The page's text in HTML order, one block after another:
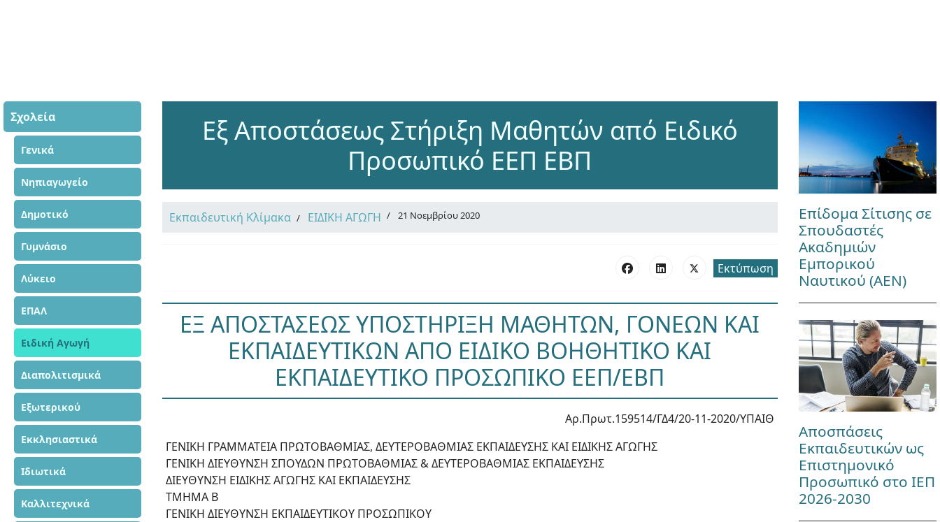
Σχολεία
Γενικά
Νηπιαγωγείο
Δημοτικό
Γυμνάσιο
Λύκειο
ΕΠΑΛ
Ειδική Αγωγή
Διαπολιτισμικά
Εξωτερικού
Εκκλησιαστικά
Ιδιωτικά
Καλλιτεχνικά
Εξ Αποστάσεως Στήριξη Μαθητών από Ειδικό
Προσωπικό ΕΕΠ ΕΒΠ
Εκπαιδευτική Κλίμακα ΕΙΔΙΚΗ ΑΓΩΓΗ 21 Νοεμβρίου 2020
Εκτύπωση
ΕΞ ΑΠΟΣΤΑΣΕΩΣ ΥΠΟΣΤΗΡΙΞΗ ΜΑΘΗΤΩΝ, ΓΟΝΕΩΝ ΚΑΙ
ΕΚΠΑΙΔΕΥΤΙΚΩΝ ΑΠΟ ΕΙΔΙΚΟ ΒΟΗΘΗΤΙΚΟ ΚΑΙ
ΕΚΠΑΙΔΕΥΤΙΚΟ ΠΡΟΣΩΠΙΚΟ ΕΕΠ/ΕΒΠ
Αρ.Πρωτ.159514/ΓΔ4/20-11-2020/ΥΠΑΙΘ
ΓΕΝΙΚΗ ΓΡΑΜΜΑΤΕΙΑ ΠΡΩΤΟΒΑΘΜΙΑΣ, ΔΕΥΤΕΡΟΒΑΘΜΙΑΣ ΕΚΠΑΙΔΕΥΣΗΣ ΚΑΙ ΕΙΔΙΚΗΣ ΑΓΩΓΗΣ
ΓΕΝΙΚΗ ΔΙΕΥΘΥΝΣΗ ΣΠΟΥΔΩΝ ΠΡΩΤΟΒΑΘΜΙΑΣ & ΔΕΥΤΕΡΟΒΑΘΜΙΑΣ ΕΚΠΑΙΔΕΥΣΗΣ
ΔΙΕΥΘΥΝΣΗ ΕΙΔΙΚΗΣ ΑΓΩΓΗΣ ΚΑΙ ΕΚΠΑΙΔΕΥΣΗΣ
ΤΜΗΜΑ Β
ΓΕΝΙΚΗ ΔΙΕΥΘΥΝΣΗ ΕΚΠΑΙΔΕΥΤΙΚΟΥ ΠΡΟΣΩΠΙΚΟΥ
Επίδομα Σίτισης σε
Σπουδαστές
Ακαδημιών
Εμπορικού
Ναυτικού (ΑΕΝ)
Αποσπάσεις
Εκπαιδευτικών ως
Επιστημονικό
Προσωπικό στο ΙΕΠ
2026-2030